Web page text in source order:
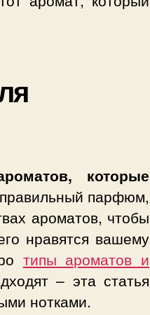
которые
парфюм,
ароматов, чтобы
нравятся вашему
типы ароматов и
– эта статья
нотками.